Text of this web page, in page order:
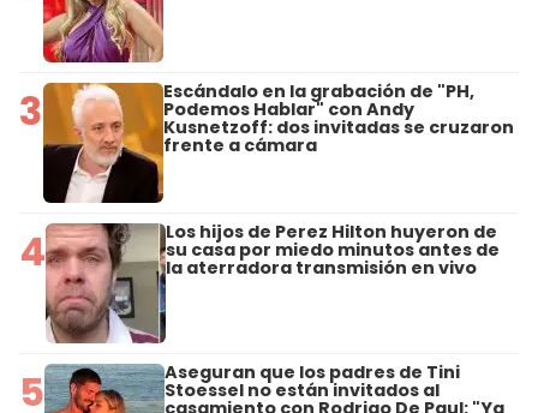
3 Escándalo en la grabación de "PH,
Podemos Hablar" con Andy
Kusnetzoff: dos invitadas se cruzaron
frente a cámara
4 Los hijos de Perez Hilton huyeron de
su casa por miedo minutos antes de
la aterradora transmisión en vivo
5 Aseguran que los padres de Tini
Stoessel no están invitados al